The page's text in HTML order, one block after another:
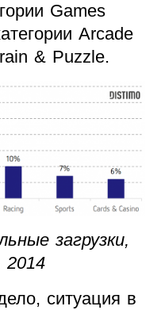
Games
Arcade
& Puzzle.
загрузки,
2014
ситуация в